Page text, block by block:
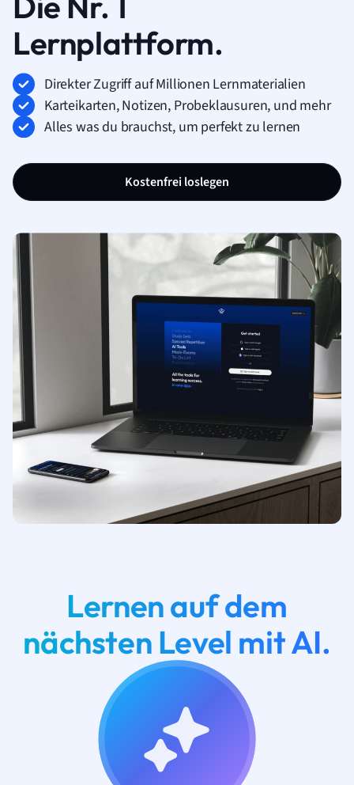
Lernplattform.
Direkter Zugriff auf Millionen Lernmaterialien
Karteikarten, Notizen, Probeklausuren, und mehr
Alles was du brauchst, um perfekt zu lernen
Kostenfrei loslegen
Lernen auf dem
nächsten Level mit AI.